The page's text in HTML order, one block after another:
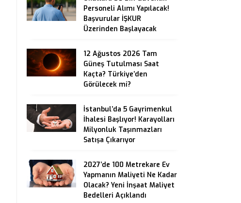
Personeli Alımı Yapılacak!
Başvurular İŞKUR
Üzerinden Başlayacak
12 Ağustos 2026 Tam
Güneş Tutulması Saat
Kaçta? Türkiye’den
Görülecek mi?
İstanbul’da 5 Gayrimenkul
İhalesi Başlıyor! Karayolları
Milyonluk Taşınmazları
Satışa Çıkarıyor
2027’de 100 Metrekare Ev
Yapmanın Maliyeti Ne Kadar
Olacak? Yeni İnşaat Maliyet
Bedelleri Açıklandı